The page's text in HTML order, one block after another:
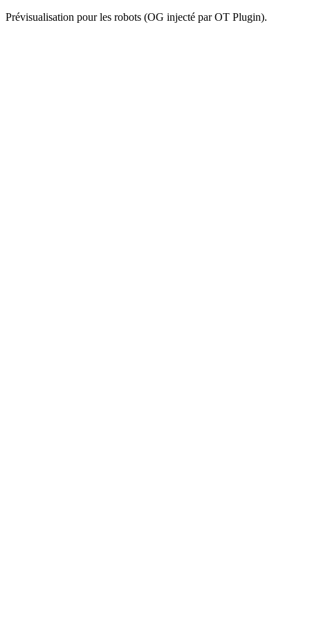
Prévisualisation pour les robots (OG injecté par OT Plugin).